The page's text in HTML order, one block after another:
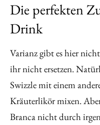
Die perfekten
Drink
Varianz gibt es hier
ihr nicht ersetzen.
Swizzle mit einem
Kräuterlikör mixen.
Branca nicht durch